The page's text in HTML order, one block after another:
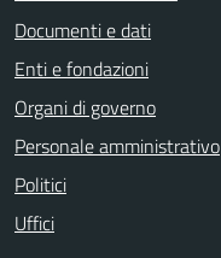
Documenti e dati
Enti e fondazioni
Organi di governo
Personale amministrativo
Politici
Uffici